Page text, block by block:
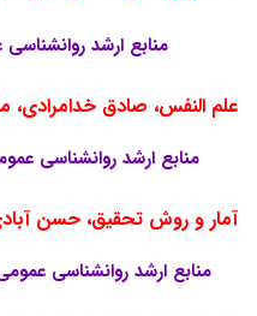
منابع ارشد
علم النفس، صادق
منابع ارشد روانشناسی
آمار و روش تحقیق، حسن
منابع ارشد روانشناسی